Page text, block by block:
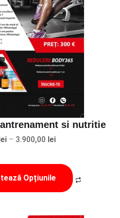
si nutritie
– 3.900,00 leiInterval
prețuri:
1.500,00 lei
până
Opțiunile